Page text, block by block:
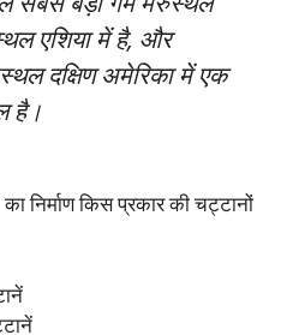
एशिया में है, और
दक्षिण अमेरिका में एक
है।
निर्माण किस प्रकार की चट्टानों